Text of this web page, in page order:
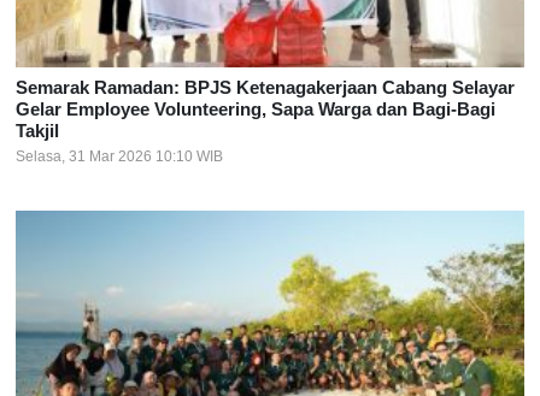
Semarak Ramadan: BPJS Ketenagakerjaan Cabang Selayar
Gelar Employee Volunteering, Sapa Warga dan Bagi-Bagi
Takjil
Selasa, 31 Mar 2026 10:10 WIB